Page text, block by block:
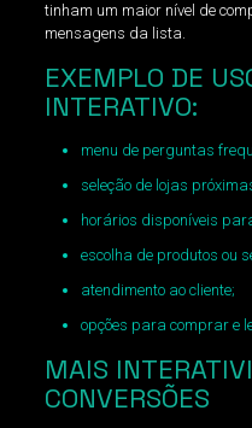
tinham um maior nível de
mensagens da lista.
EXEMPLO DE
INTERATIVO:
menu de perguntas
seleção de lojas
horários disponíveis
escolha de produtos ou
atendimento ao cliente;
opções para comprar e
MAIS
CONVERSÕES